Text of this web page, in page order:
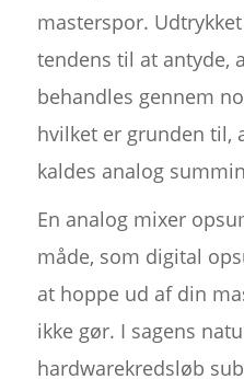
masterspor.
tendens til at antyde,
behandles gennem
hvilket er grunden til,
kaldes analog
En analog mixer
måde, som digital
at hoppe ud af din
ikke gør. I sagens
hardwarekredsløb